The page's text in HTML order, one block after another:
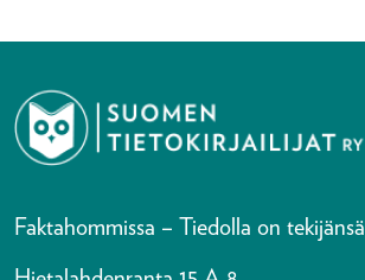
Faktahommissa – Tiedolla on tekijänsä